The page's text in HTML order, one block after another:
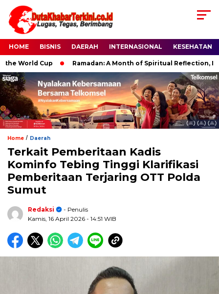
HOME BISNIS DAERAH INTERNASIONAL KESEHATAN
Cup Ramadan: A Month of Spiritual Reflection,
Home / Daerah
Terkait Pemberitaan Kadis
Kominfo Tebing Tinggi Klarifikasi
Pemberitaan Terjaring OTT Polda
Sumut
Redaksi
- Penulis
Kamis, 16 April 2026 - 14:51 WIB